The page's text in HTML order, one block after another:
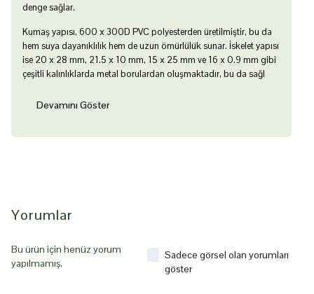
denge sağlar.
Kumaş yapısı, 600 x 300D PVC polyesterden üretilmiştir, bu da
hem suya dayanıklılık hem de uzun ömürlülük sunar. İskelet yapısı
ise 20 x 28 mm, 21.5 x 10 mm, 15 x 25 mm ve 16 x 0.9 mm gibi
çeşitli kalınlıklarda metal borulardan oluşmaktadır, bu da sağl
Devamını Göster
Yorumlar
Bu ürün için henüz yorum
yapılmamış.
Sadece görsel olan yorumları
göster